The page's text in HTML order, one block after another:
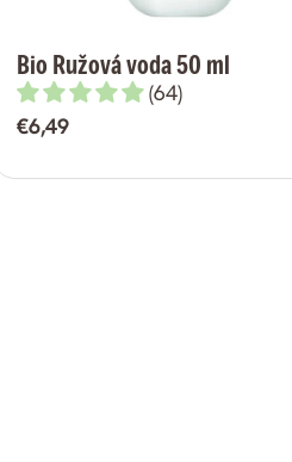
Bio Ružová voda 50 ml
(64)
Bežná
€6,49